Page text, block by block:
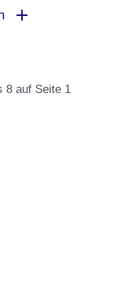
8 auf Seite 1